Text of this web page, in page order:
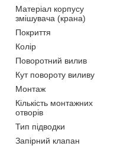
Матеріал корпусу
змішувача (крана)
Покриття
Колір
Поворотний вилив
Кут повороту виливу
Монтаж
Кількість монтажних
отворів
Тип підводки
Запірний клапан